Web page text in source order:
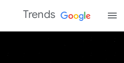
Trends